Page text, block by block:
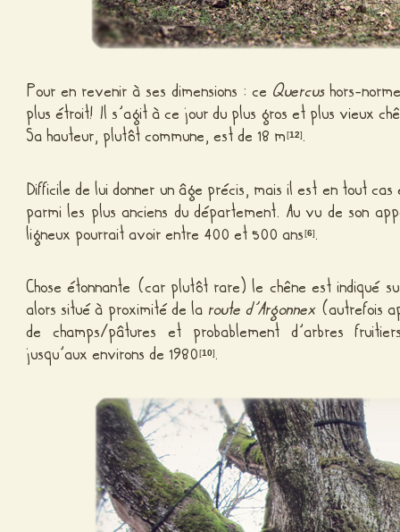
Pour en revenir à ses dimensions : ce Quercushors-
plus étroit! Il s’agit à ce jour du plus gros et plus vieux
Sa hauteur, plutôt commune, est de 18 m [12].
Difficile de lui donner un âge précis, mais il est en tout
parmi les plus anciens du département. Au vu de son
ligneux pourrait avoir entre 400 et 500 ans[6].
Chose étonnante (car plutôt rare) le chêne est indiqué
alors situé à proximité de la route d’Argonnex (autrefois
de champs/pâtures et probablement d’arbres
jusqu’aux environs de 1980[10].